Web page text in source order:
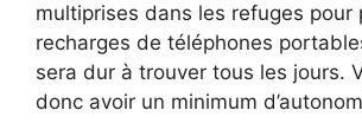
multiprises dans les refuges pour
recharges de téléphones
sera dur à trouver tous les jours.
donc avoir un minimum